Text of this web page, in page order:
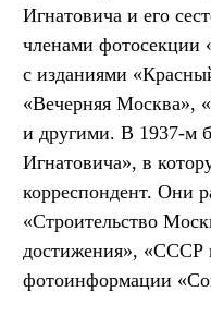
Игнатовича и его
членами фотосекции
с изданиями
«Вечерняя Москва»,
и другими. В 1937-м
Игнатовича», в
корреспондент. Они
«Строительство
достижения», «СССР
фотоинформации